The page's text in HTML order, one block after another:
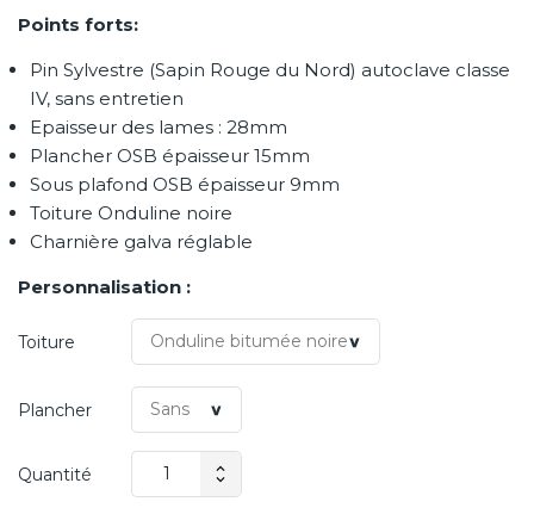
Points forts:
Pin Sylvestre (Sapin Rouge du Nord) autoclave classe
IV, sans entretien
Epaisseur des lames : 28mm
Plancher OSB épaisseur 15mm
Sous plafond OSB épaisseur 9mm
Toiture Onduline noire
Charnière galva réglable
Personnalisation :
Toiture
Plancher
Quantité